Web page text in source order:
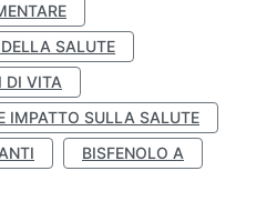
SALUTE
DI VITA
IMPATTO SULLA SALUTE
BISFENOLO A